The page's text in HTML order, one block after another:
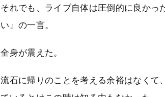
それでも、ライブ自体は圧倒的に良かっ
い』の一言。
全身が震えた。
流石に帰りのことを考える余裕はなくて